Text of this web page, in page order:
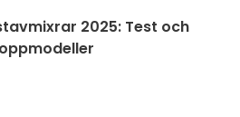
2025: Test och